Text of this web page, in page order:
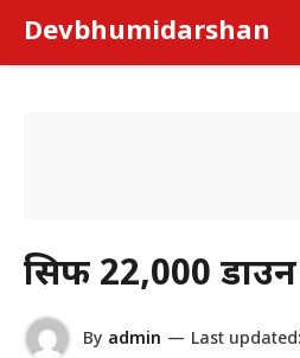
content
Devbhumidarshan
सिर्फ ₹22,000
By admin — Last updated: